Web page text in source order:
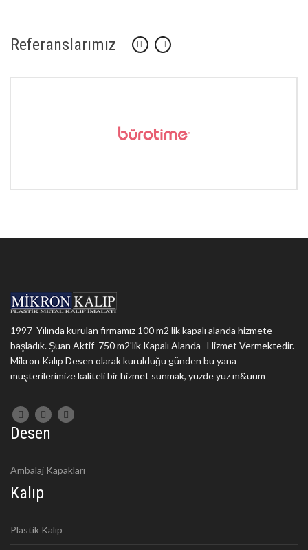
Referanslarımız
1997 Yılında kurulan firmamız 100 m2 lik kapalı alanda hizmete
başladık. Şuan Aktif 750 m2'lik Kapalı Alanda Hizmet Vermektedir.
Mikron Kalıp Desen olarak kurulduğu günden bu yana
müşterilerimize kaliteli bir hizmet sunmak, yüzde yüz m&uum
Desen
Ambalaj Kapakları
Kalıp
Plastik Kalıp